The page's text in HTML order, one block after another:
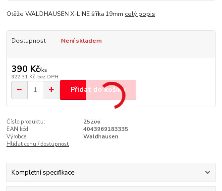
Otěže WALDHAUSEN X-LINE šířka 19mm celý popis
Dostupnost Není skladem
390 Kč/ks
322,31 Kč bez DPH
Přidat do košíku
Číslo produktu:
25206
EAN kód:
4043969183335
Výrobce:
Waldhausen
Hlídat cenu / dostupnost
Kompletní specifikace